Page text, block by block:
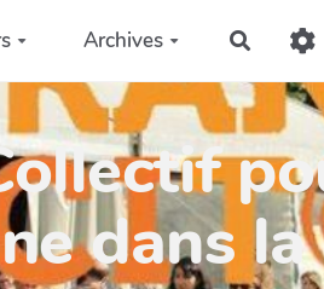
Archives
dans